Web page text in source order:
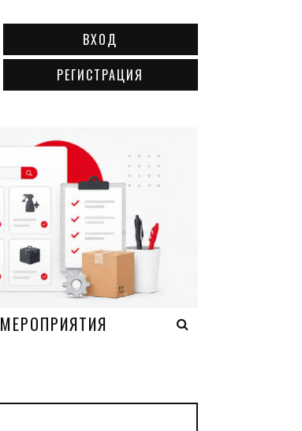
ВХОД
РЕГИСТРАЦИЯ
МЕРОПРИЯТИЯ